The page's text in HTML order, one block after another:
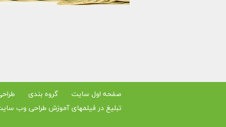
صفحه اول سایت گروه بندی
تبلیغ در فیلمهای آموزش طراحی وب